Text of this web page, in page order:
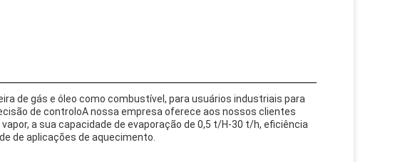
de gás e óleo como combustível, para usuários industriais para
de controloA nossa empresa oferece aos nossos clientes
a sua capacidade de evaporação de 0,5 t/H-30 t/h, eficiência
de aplicações de aquecimento.